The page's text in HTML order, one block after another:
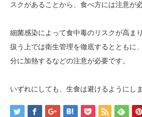
スクがあることから、食べ方には注意が
細菌感染によって食中毒のリスクが高ま
扱う上では衛生管理を徹底するとともに
分に加熱するなどの注意が必要です。
いずれにしても、生食は避けるようにし